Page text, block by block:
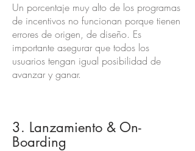
Un porcentaje muy alto de los programas
de incentivos no funcionan porque tienen
errores de origen, de diseño. Es
importante asegurar que todos los
usuarios tengan igual posibilidad de
avanzar y ganar.
3. Lanzamiento & On-
Boarding